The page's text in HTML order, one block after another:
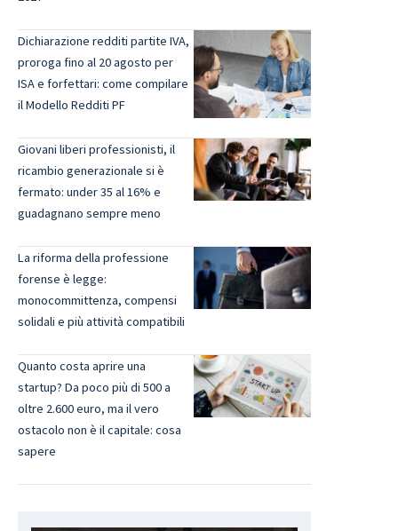
Dichiarazione redditi partite IVA,
proroga fino al 20 agosto per
ISA e forfettari: come compilare
il Modello Redditi PF
Giovani liberi professionisti, il
ricambio generazionale si è
fermato: under 35 al 16% e
guadagnano sempre meno
La riforma della professione
forense è legge:
monocommittenza, compensi
solidali e più attività compatibili
Quanto costa aprire una
startup? Da poco più di 500 a
oltre 2.600 euro, ma il vero
ostacolo non è il capitale: cosa
sapere